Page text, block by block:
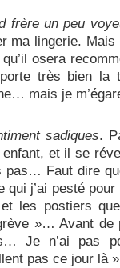
frère un peu
ma lingerie. Mais
osera
très bien la
mais je
sadiques.
et il se
pas… Faut dire
j’ai pesté
les postiers
»… Avant de
Je n’ai pas
pas ce jour là